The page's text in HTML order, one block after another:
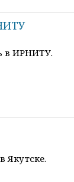
в ИРНИТУ.
Якутске.